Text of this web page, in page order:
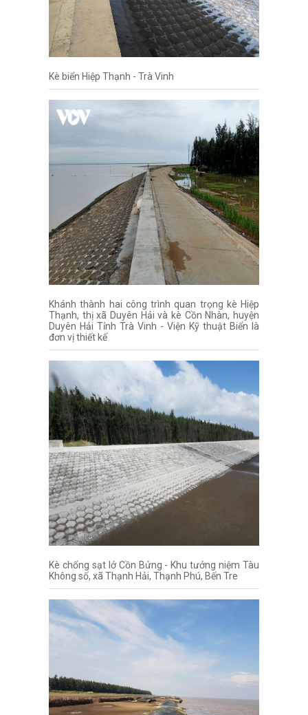
Kè biển Hiệp Thạnh - Trà Vinh
Khánh thành hai công trình quan trọng kè Hiệp
Thạnh, thị xã Duyên Hải và kè Cồn Nhàn, huyện
Duyên Hải Tỉnh Trà Vinh - Viện Kỹ thuật Biển là
đơn vị thiết kế
Kè chống sạt lở Cồn Bửng - Khu tưởng niệm Tàu
Không số, xã Thạnh Hải, Thạnh Phú, Bến Tre